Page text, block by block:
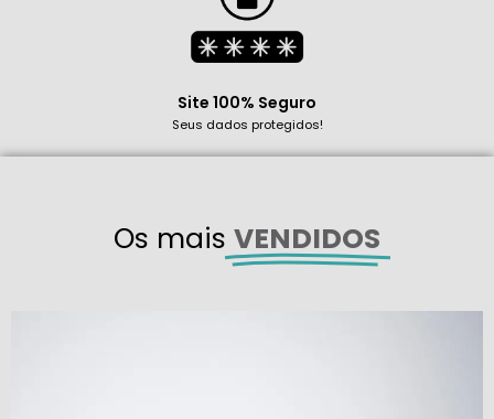
Site 100% Seguro
Seus dados protegidos!
Os mais VENDIDOS